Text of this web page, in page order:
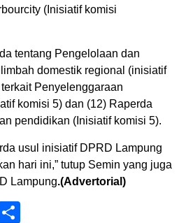
(Inisiatif komisi
tentang Pengelolaan dan
domestik regional (inisiatif
Penyelenggaraan
komisi 5) dan (12) Raperda
pendidikan (Inisiatif komisi 5).
usul inisiatif DPRD Lampung
hari ini,” tutup Semin yang juga
Lampung.(Advertorial)
WhatsApp